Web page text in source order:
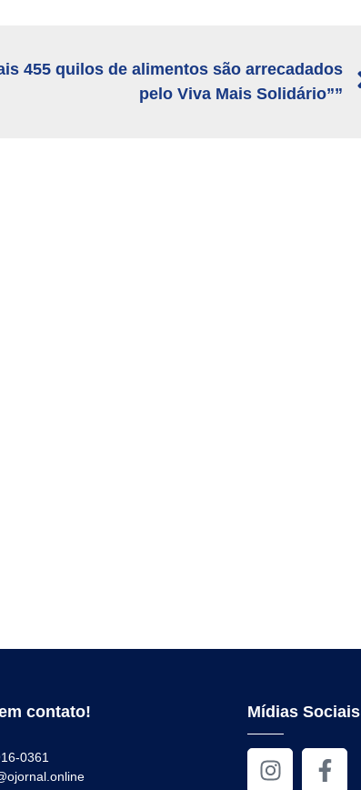
455 quilos de alimentos são arrecadados
pelo Viva Mais Solidário””
contato!
0361
Mídias Sociais